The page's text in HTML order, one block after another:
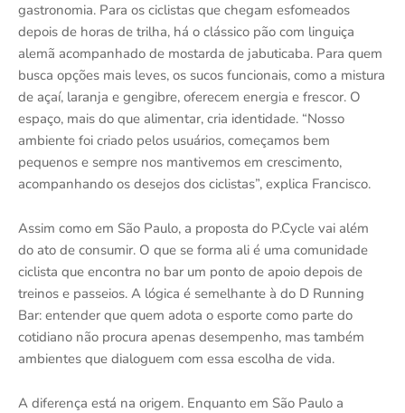
gastronomia. Para os ciclistas que chegam esfomeados
depois de horas de trilha, há o clássico pão com linguiça
alemã acompanhado de mostarda de jabuticaba. Para quem
busca opções mais leves, os sucos funcionais, como a mistura
de açaí, laranja e gengibre, oferecem energia e frescor. O
espaço, mais do que alimentar, cria identidade. “Nosso
ambiente foi criado pelos usuários, começamos bem
pequenos e sempre nos mantivemos em crescimento,
acompanhando os desejos dos ciclistas”, explica Francisco.
Assim como em São Paulo, a proposta do P.Cycle vai além
do ato de consumir. O que se forma ali é uma comunidade
ciclista que encontra no bar um ponto de apoio depois de
treinos e passeios. A lógica é semelhante à do D Running
Bar: entender que quem adota o esporte como parte do
cotidiano não procura apenas desempenho, mas também
ambientes que dialoguem com essa escolha de vida.
A diferença está na origem. Enquanto em São Paulo a